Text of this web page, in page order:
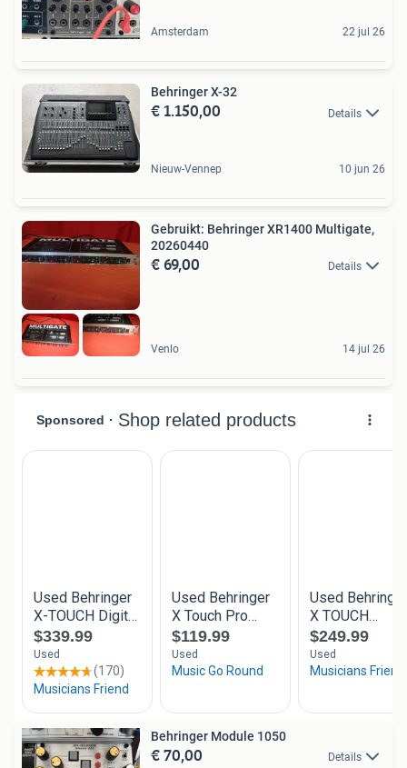
Amsterdam 22 jul 26
Behringer X-32
€ 1.150,00 Details
Nieuw-Vennep 10 jun 26
Gebruikt: Behringer XR1400 Multigate,
20260440
€ 69,00 Details
Venlo 14 jul 26
Behringer Module 1050
€ 70,00 Details